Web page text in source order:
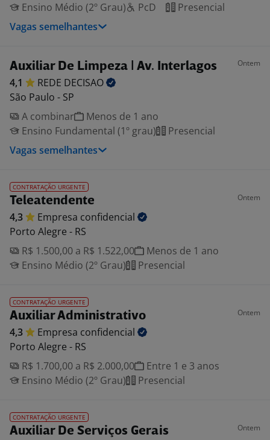
Ensino Médio (2º Grau)
PcD
Presencial
Vagas semelhantes
Auxiliar De Limpeza | Av. Interlagos Ontem
4,1 REDE DECISAO
São Paulo - SP
A combinar
Menos de 1 ano
Ensino Fundamental (1º grau)
Presencial
Vagas semelhantes
CONTRATAÇÃO URGENTE
Teleatendente Ontem
4,3 Empresa confidencial
Porto Alegre - RS
R$ 1.500,00 a R$ 1.522,00
Menos de 1 ano
Ensino Médio (2º Grau)
Presencial
CONTRATAÇÃO URGENTE
Auxiliar Administrativo Ontem
4,3 Empresa confidencial
Porto Alegre - RS
R$ 1.700,00 a R$ 2.000,00
Entre 1 e 3 anos
Ensino Médio (2º Grau)
Presencial
CONTRATAÇÃO URGENTE
Auxiliar De Serviços Gerais Ontem